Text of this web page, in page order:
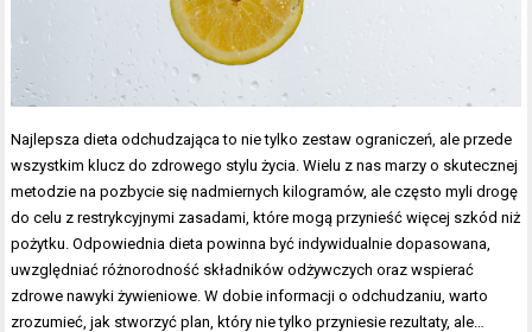
Najlepsza dieta odchudzająca to nie tylko zestaw ograniczeń, ale przede
wszystkim klucz do zdrowego stylu życia. Wielu z nas marzy o skutecznej
metodzie na pozbycie się nadmiernych kilogramów, ale często myli drogę
do celu z restrykcyjnymi zasadami, które mogą przynieść więcej szkód niż
pożytku. Odpowiednia dieta powinna być indywidualnie dopasowana,
uwzględniać różnorodność składników odżywczych oraz wspierać
zdrowe nawyki żywieniowe. W dobie informacji o odchudzaniu, warto
zrozumieć, jak stworzyć plan, który nie tylko przyniesie rezultaty, ale…